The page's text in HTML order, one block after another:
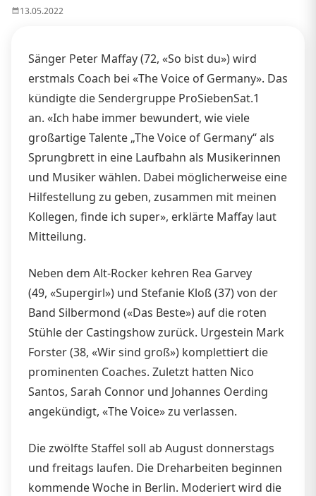
13.05.2022
Sänger Peter Maffay (72, «So bist du») wird
erstmals Coach bei «The Voice of Germany». Das
kündigte die Sendergruppe ProSiebenSat.1
an. «Ich habe immer bewundert, wie viele
großartige Talente „The Voice of Germany“ als
Sprungbrett in eine Laufbahn als Musikerinnen
und Musiker wählen. Dabei möglicherweise eine
Hilfestellung zu geben, zusammen mit meinen
Kollegen, finde ich super», erklärte Maffay laut
Mitteilung.
Neben dem Alt-Rocker kehren Rea Garvey
(49, «Supergirl») und Stefanie Kloß (37) von der
Band Silbermond («Das Beste») auf die roten
Stühle der Castingshow zurück. Urgestein Mark
Forster (38, «Wir sind groß») komplettiert die
prominenten Coaches. Zuletzt hatten Nico
Santos, Sarah Connor und Johannes Oerding
angekündigt, «The Voice» zu verlassen.
Die zwölfte Staffel soll ab August donnerstags
und freitags laufen. Die Dreharbeiten beginnen
kommende Woche in Berlin. Moderiert wird die